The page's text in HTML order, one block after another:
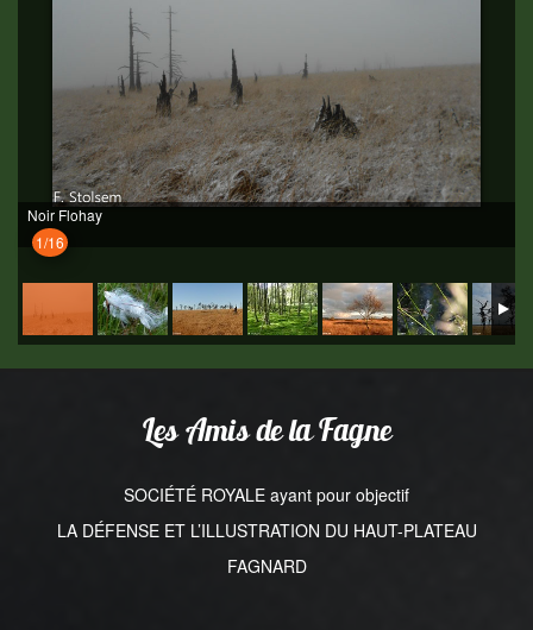
Noir Flohay
1/16
Les Amis de la Fagne
SOCIÉTÉ ROYALE ayant pour objectif
LA DÉFENSE ET L’ILLUSTRATION DU HAUT-PLATEAU
FAGNARD